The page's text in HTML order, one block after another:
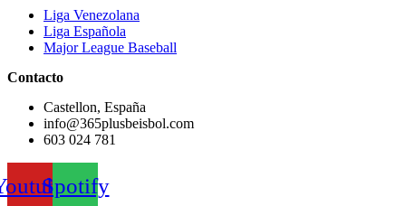
Liga Venezolana
Liga Española
Major League Baseball
Contacto
Castellon, España
info@365plusbeisbol.com
603 024 781
Spotify